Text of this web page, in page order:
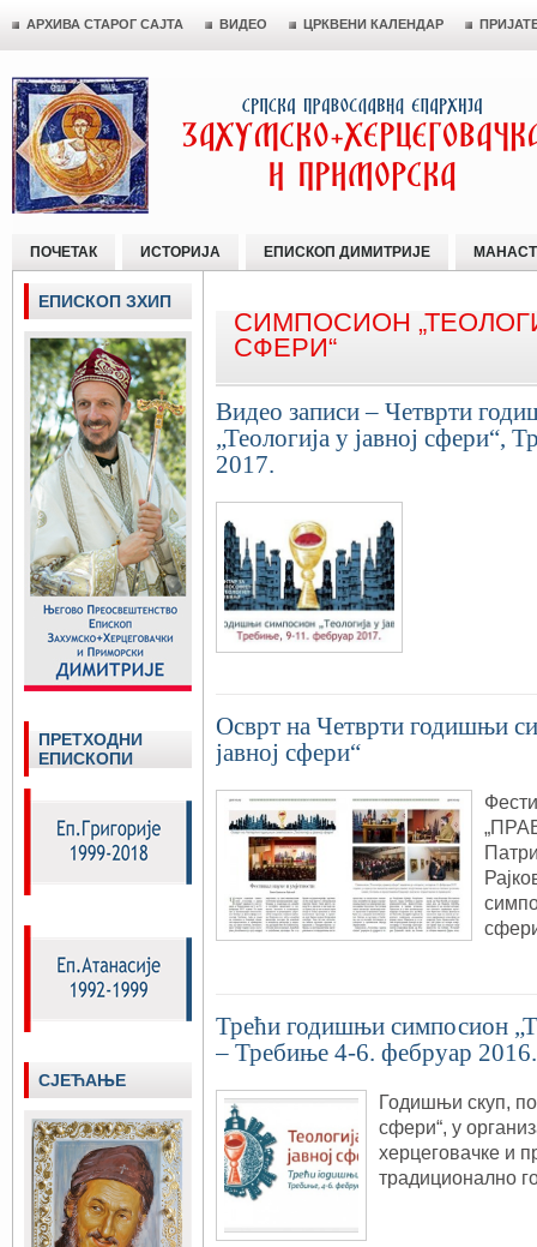
АРХИВА СТАРОГ САЈТА ВИДЕО ЦРКВЕНИ КАЛЕНДАР
ПОЧЕТАК ИСТОРИЈА ЕПИСКОП ДИМИТРИЈЕ
СИМПОСИОН
СФЕРИ“
Видео записи – Четврти
„Теологија у јавној сфери“,
2017.
Осврт на Четврти годишњи
јавној сфери“
Трећи годишњи симпосион
– Требиње 4-6. фебруар 2016.
Годишњи скуп,
сфери“, у
херцеговачке и
традиционално
ЕПИСКОП ЗХИП
ПРЕТХОДНИ
ЕПИСКОПИ
СЈЕЋАЊЕ